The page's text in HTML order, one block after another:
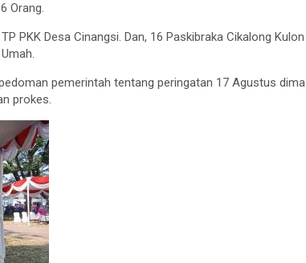
Orang.
PKK Desa Cinangsi. Dan, 16 Paskibraka Cikalong
pemerintah tentang peringatan 17 Agustus
prokes.